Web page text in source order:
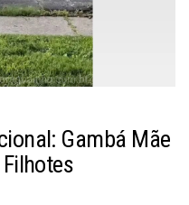
Gambá Mãe